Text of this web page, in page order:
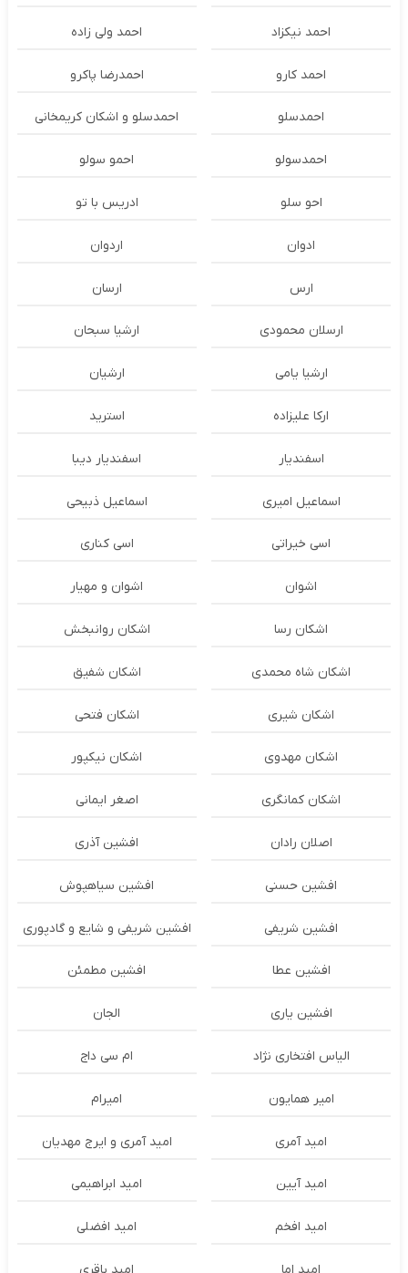
احمد نیکزاد احمد ولی زاده
احمد کارو احمدرضا پاکرو
احمدسلو احمدسلو و اشکان کریمخانی
احمدسولو احمو سولو
احو سلو ادریس با تو
ادوان اردوان
ارس ارسان
ارسلان محمودی ارشیا سبحان
ارشیا یامی ارشیان
ارکا علیزاده استرید
اسفندیار اسفندیار دیبا
اسماعیل امیری اسماعیل ذبیحی
اسی خیراتی اسی کناری
اشوان اشوان و مهیار
اشکان رسا اشکان روانبخش
اشکان شاه محمدی اشکان شفیق
اشکان شیری اشکان فتحی
اشکان مهدوی اشکان نیکپور
اشکان‌ کمانگری اصغر ایمانی
اصلان رادان افشین آذری
افشین حسنی افشین سیاهپوش
افشین شریفی افشین شریفی و شایع و گادپوری
افشین عطا افشین مطمئن
افشین یاری الجان
الیاس افتخاری نژاد ام سی داج
امير همايون اميرام
امید آمری امید آمری و ایرج مهدیان
امید آیین امید ابراهیمی
امید افخم امید افضلی